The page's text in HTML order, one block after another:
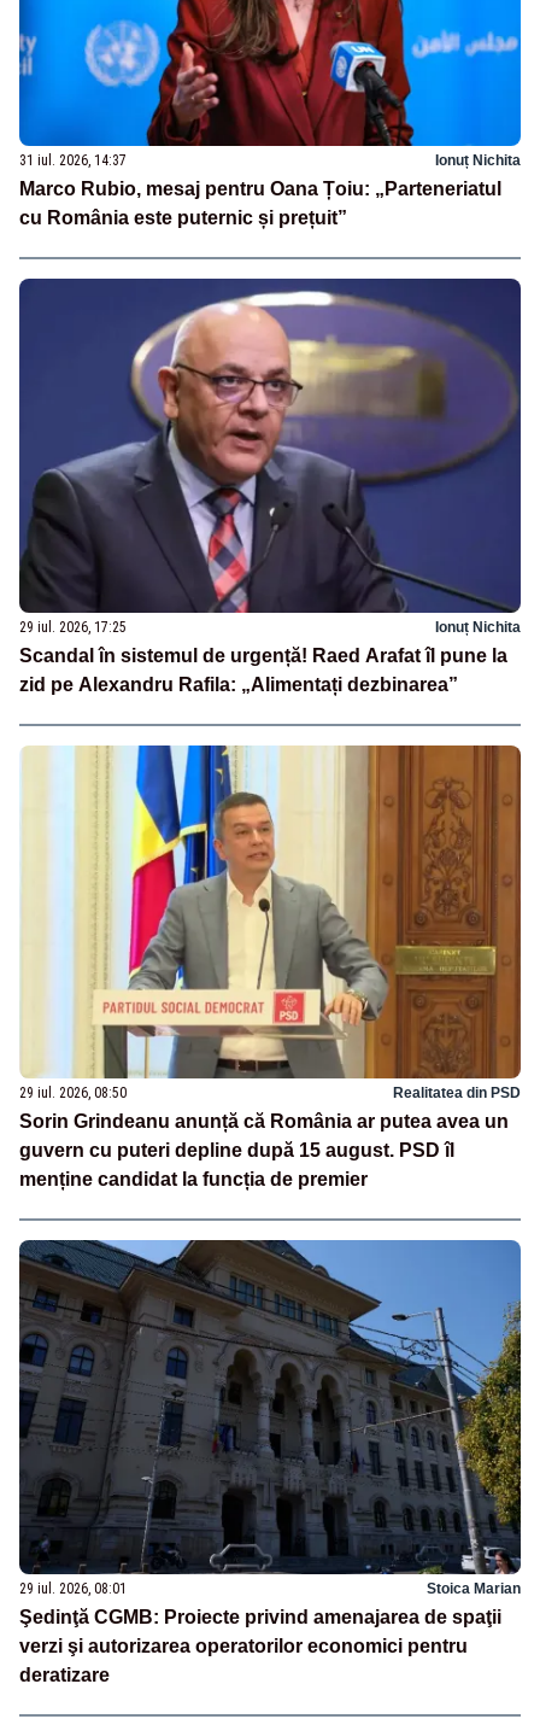
31 iul. 2026, 14:37 Ionuț Nichita
Marco Rubio, mesaj pentru Oana Țoiu: „Parteneriatul
cu România este puternic și prețuit”
29 iul. 2026, 17:25 Ionuț Nichita
Scandal în sistemul de urgență! Raed Arafat îl pune la
zid pe Alexandru Rafila: „Alimentați dezbinarea”
29 iul. 2026, 08:50 Realitatea din PSD
Sorin Grindeanu anunță că România ar putea avea un
guvern cu puteri depline după 15 august. PSD îl
menține candidat la funcția de premier
29 iul. 2026, 08:01 Stoica Marian
Şedinţă CGMB: Proiecte privind amenajarea de spaţii
verzi şi autorizarea operatorilor economici pentru
deratizare